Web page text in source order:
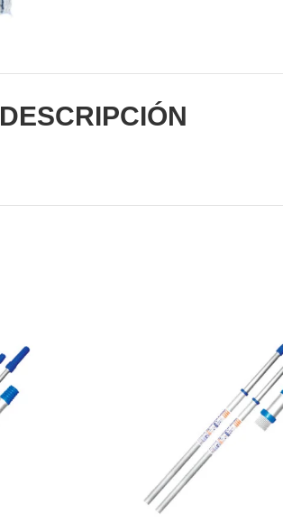
DESCRIPCIÓN